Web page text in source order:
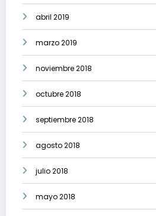
abril 2019
marzo 2019
noviembre 2018
octubre 2018
septiembre 2018
agosto 2018
julio 2018
mayo 2018